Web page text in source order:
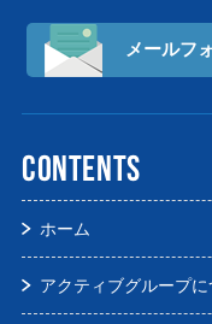
メールフ
CONTENTS
ホーム
アクティブグループに